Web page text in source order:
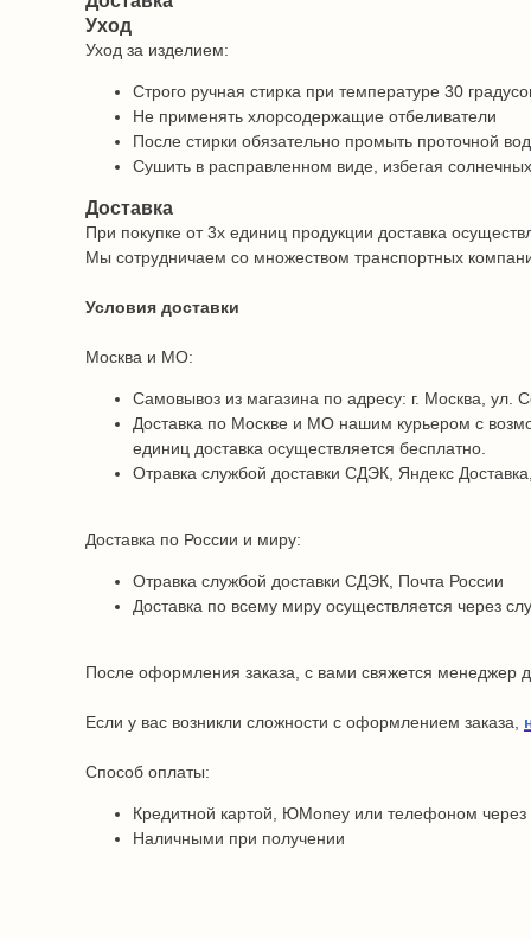
Уход
Уход за изделием:
Строго ручная стирка при температуре 30
Не применять хлорсодержащие отбеливатели
После стирки обязательно промыть проточной
Сушить в расправленном виде, избегая
Доставка
При покупке от 3х единиц продукции доставка
Мы сотрудничаем со множеством транспортных
Условия доставки
Москва и МО:
Самовывоз из магазина по адресу: г. Москва, ул.
Доставка по Москве и МО нашим курьером с
единиц доставка осуществляется бесплатно.
Отравка службой доставки СДЭК, Яндекс
Доставка по России и миру:
Отравка службой доставки СДЭК, Почта России
Доставка по всему миру осуществляется через
После оформления заказа, с вами свяжется менеджер
Если у вас возникли сложности с оформлением заказа,
Способ оплаты:
Кредитной картой, ЮMoney или телефоном
Наличными при получении